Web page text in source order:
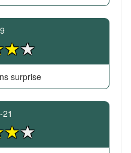
surprise